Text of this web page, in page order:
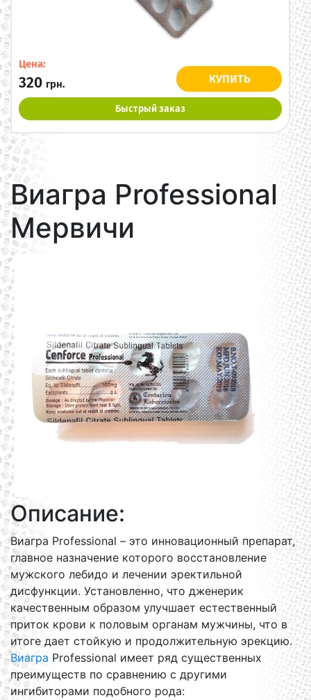
Цена:
320 грн. КУПИТЬ
Быстрый заказ
Виагра Professional
Мервичи
Описание:
Виагра Professional – это инновационный препарат,
главное назначение которого восстановление
мужского лебидо и лечении эректильной
дисфункции. Установленно, что дженерик
качественным образом улучшает естественный
приток крови к половым органам мужчины, что в
итоге дает стойкую и продолжительную эрекцию.
Виагра Professional имеет ряд существенных
преимуществ по сравнению с другими
ингибиторами подобного рода: